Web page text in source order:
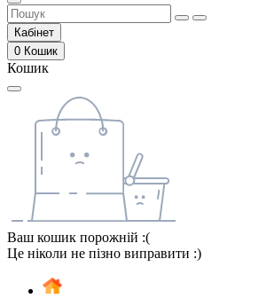
Кабінет
0 Кошик
Кошик
Ваш кошик порожній :(
Це ніколи не пізно виправити :)